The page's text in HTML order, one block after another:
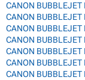
CANON BUBBLEJET
CANON BUBBLEJET
CANON BUBBLEJET
CANON BUBBLEJET
CANON BUBBLEJET
CANON BUBBLEJET
CANON BUBBLEJET